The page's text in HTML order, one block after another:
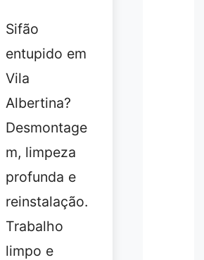
Sifão
entupido em
Vila
Albertina?
Desmontage
m, limpeza
profunda e
reinstalação.
Trabalho
limpo e